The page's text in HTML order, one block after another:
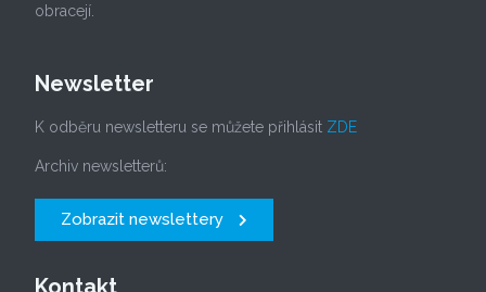
obracejí.
Newsletter
K odběru newsletteru se můžete přihlásit ZDE
Archiv newsletterů:
Zobrazit newslettery
Kontakt